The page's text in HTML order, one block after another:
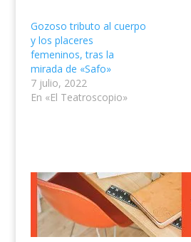
Gozoso tributo al cuerpo
y los placeres
femeninos, tras la
mirada de «Safo»
7 julio, 2022
En «El Teatroscopio»